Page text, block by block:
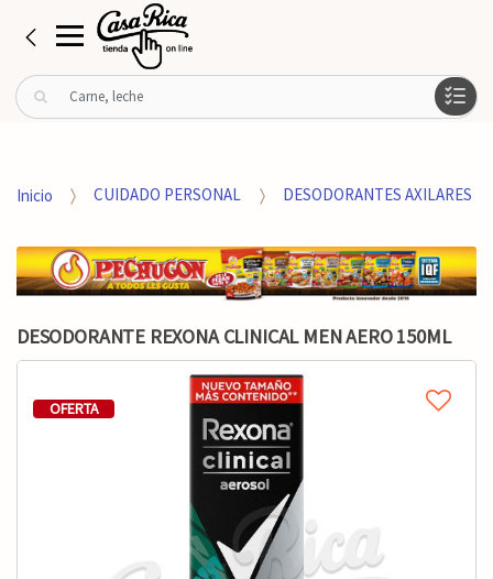
B
u
r
o
r
:
Inicio CUIDADO PERSONAL DESODORANTES AXILARES
DESODORANTE REXONA CLINICAL MEN AERO 150ML
OFERTA